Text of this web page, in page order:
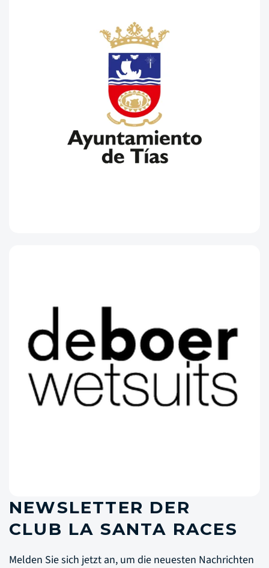
NEWSLETTER DER
CLUB LA SANTA RACES
Melden Sie sich jetzt an, um die neuesten Nachrichten